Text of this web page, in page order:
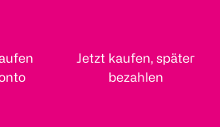
Jetzt kaufen, später
bezahlen